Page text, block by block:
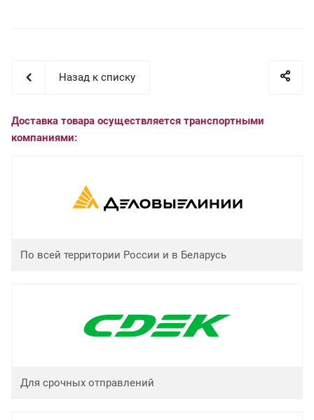
Назад к списку
Доставка товара осуществляется транспортными
компаниями:
По всей территории России и в Беларусь
Для срочных отправлений